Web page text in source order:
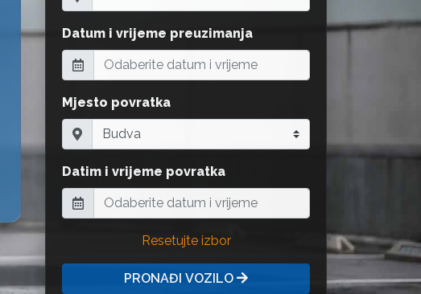
Datum i vrijeme preuzimanja
Mjesto povratka
Datim i vrijeme povratka
Resetujte izbor
PRONAĐI VOZILO